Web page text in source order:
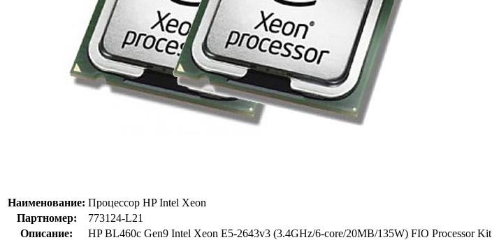
Наименование: Процессор HP Intel Xeon
Партномер:
773124-L21
Описание:
HP BL460c Gen9 Intel Xeon E5-2643v3 (3.4GHz/6-core/20MB/135W) FIO Processor Kit